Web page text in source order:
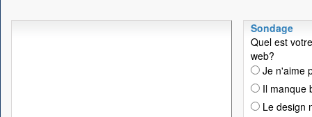
Sondage
Quel est
web?
Je n'aime
Il manque
Le design